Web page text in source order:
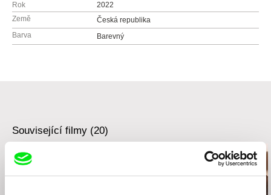
Rok
2022
Země
Česká republika
Barva
Barevný
Související filmy (20)